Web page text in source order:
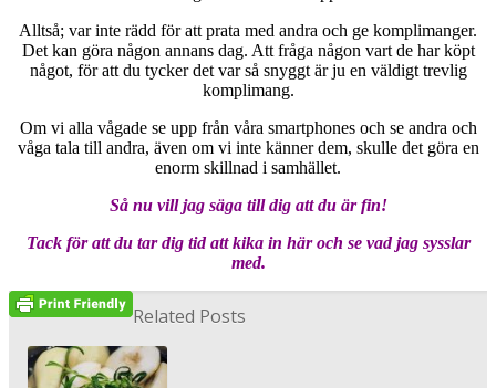
Alltså; var inte rädd för att prata med andra och ge komplimanger.
Det kan göra någon annans dag. Att fråga någon vart de har köpt
något, för att du tycker det var så snyggt är ju en väldigt trevlig
komplimang.
Om vi alla vågade se upp från våra smartphones och se andra och
våga tala till andra, även om vi inte känner dem, skulle det göra en
enorm skillnad i samhället.
Så nu vill jag säga till dig att du är fin!
Tack för att du tar dig tid att kika in här och se vad jag sysslar
med.
Related Posts